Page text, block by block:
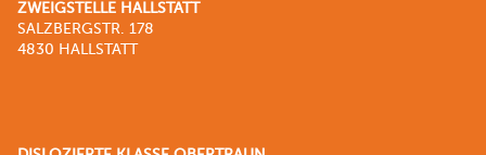
ZWEIGSTELLE HALLSTATT
SALZBERGSTR. 178
4830 HALLSTATT